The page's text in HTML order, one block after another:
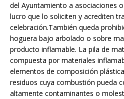
del Ayuntamiento a asociaciones
lucro que lo soliciten y acrediten
celebración.También queda
hoguera bajo arbolado o sobre
producto inflamable. La pila de
compuesta por materiales
elementos de composición
residuos cuya combustión pueda
altamente contaminantes o